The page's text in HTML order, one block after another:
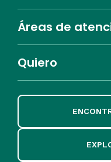
Áreas de
Quiero